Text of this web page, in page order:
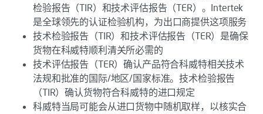
检验报告（TIR）和技术评估报告（TER）。Intertek
是全球领先的认证检验机构，为出口商提供这项服务
技术检验报告（TIR）和技术评估报告（TER）是确保
货物在科威特顺利清关所必需的
技术评估报告（TER）确认产品符合科威特相关技术
法规和批准的国际/地区/国家标准。技术检验报告
（TIR）确认货物符合科威特的进口规定
科威特当局可能会从进口货物中随机取样，以核实合